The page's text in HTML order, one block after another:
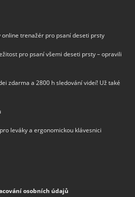
online trenažér pro psaní deseti prsty
pro psaní všemi deseti prsty – opravili
zdarma a 2800 h sledování videí! Už také
leváky a ergonomickou klávesnici
osobních údajů